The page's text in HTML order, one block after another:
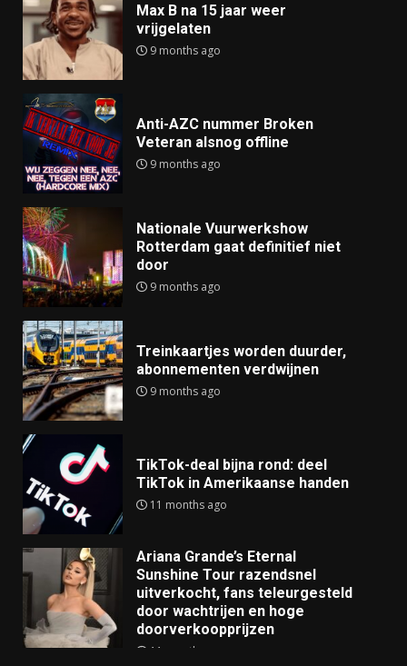
Max B na 15 jaar weer
vrijgelaten
9 months ago
Anti-AZC nummer Broken
Veteran alsnog offline
9 months ago
Nationale Vuurwerkshow
Rotterdam gaat definitief niet
door
9 months ago
Treinkaartjes worden duurder,
abonnementen verdwijnen
9 months ago
TikTok-deal bijna rond: deel
TikTok in Amerikaanse handen
11 months ago
Ariana Grande’s Eternal
Sunshine Tour razendsnel
uitverkocht, fans teleurgesteld
door wachtrijen en hoge
doorverkoopprijzen
11 months ago